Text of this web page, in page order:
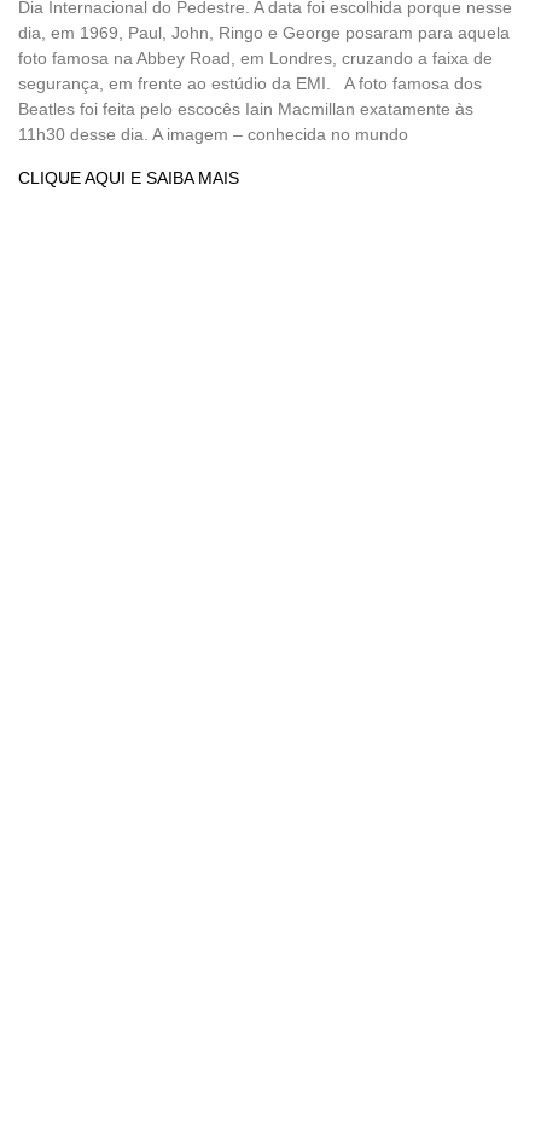
Dia Internacional do Pedestre. A data foi escolhida porque nesse
dia, em 1969, Paul, John, Ringo e George posaram para aquela
foto famosa na Abbey Road, em Londres, cruzando a faixa de
segurança, em frente ao estúdio da EMI. A foto famosa dos
Beatles foi feita pelo escocês Iain Macmillan exatamente às
11h30 desse dia. A imagem – conhecida no mundo
CLIQUE AQUI E SAIBA MAIS